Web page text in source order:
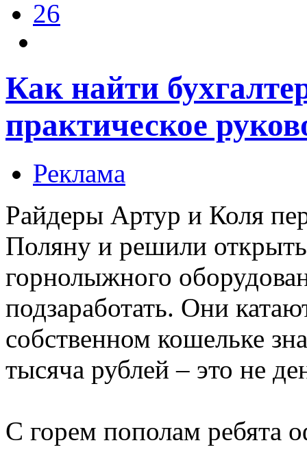
26
Как найти
практическое
Реклама
Райдеры Артур и Коля
Поляну и решили
горнолыжного
подзаработать. Они
собственном кошельке
тысяча рублей – это не
С горем пополам ребята